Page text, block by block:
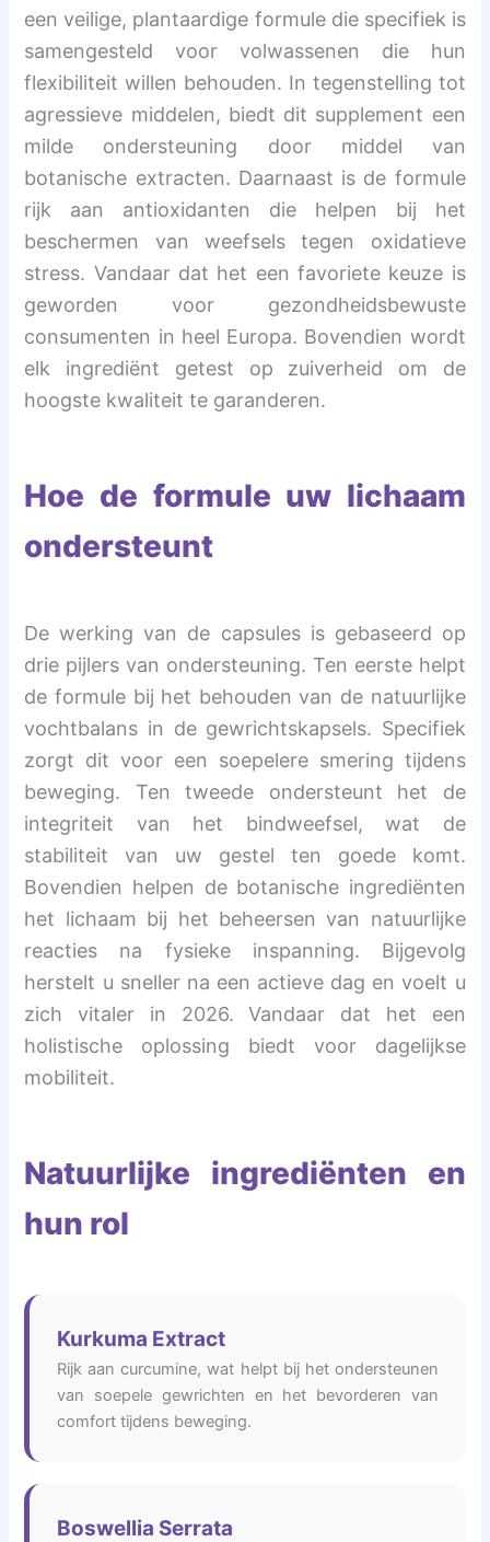
een veilige, plantaardige formule die specifiek is
samengesteld voor volwassenen die hun
flexibiliteit willen behouden. In tegenstelling tot
agressieve middelen, biedt dit supplement een
milde ondersteuning door middel van
botanische extracten. Daarnaast is de formule
rijk aan antioxidanten die helpen bij het
beschermen van weefsels tegen oxidatieve
stress. Vandaar dat het een favoriete keuze is
geworden voor gezondheidsbewuste
consumenten in heel Europa. Bovendien wordt
elk ingrediënt getest op zuiverheid om de
hoogste kwaliteit te garanderen.
Hoe de formule uw lichaam
ondersteunt
De werking van de capsules is gebaseerd op
drie pijlers van ondersteuning. Ten eerste helpt
de formule bij het behouden van de natuurlijke
vochtbalans in de gewrichtskapsels. Specifiek
zorgt dit voor een soepelere smering tijdens
beweging. Ten tweede ondersteunt het de
integriteit van het bindweefsel, wat de
stabiliteit van uw gestel ten goede komt.
Bovendien helpen de botanische ingrediënten
het lichaam bij het beheersen van natuurlijke
reacties na fysieke inspanning. Bijgevolg
herstelt u sneller na een actieve dag en voelt u
zich vitaler in 2026. Vandaar dat het een
holistische oplossing biedt voor dagelijkse
mobiliteit.
Natuurlijke ingrediënten en
hun rol
Kurkuma Extract
Rijk aan curcumine, wat helpt bij het ondersteunen
van soepele gewrichten en het bevorderen van
comfort tijdens beweging.
Boswellia Serrata